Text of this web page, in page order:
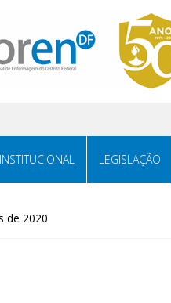
INSTITUCIONAL LEGISLAÇÃO
de 2020